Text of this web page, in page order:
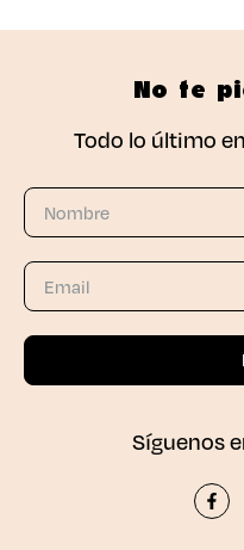
No te
Todo lo último
Síguenos